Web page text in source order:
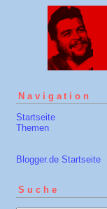
Navigation
Startseite
Themen
Blogger.de Startseite
Suche